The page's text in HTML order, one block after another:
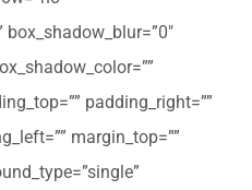
padding_right=””
margin_top=””